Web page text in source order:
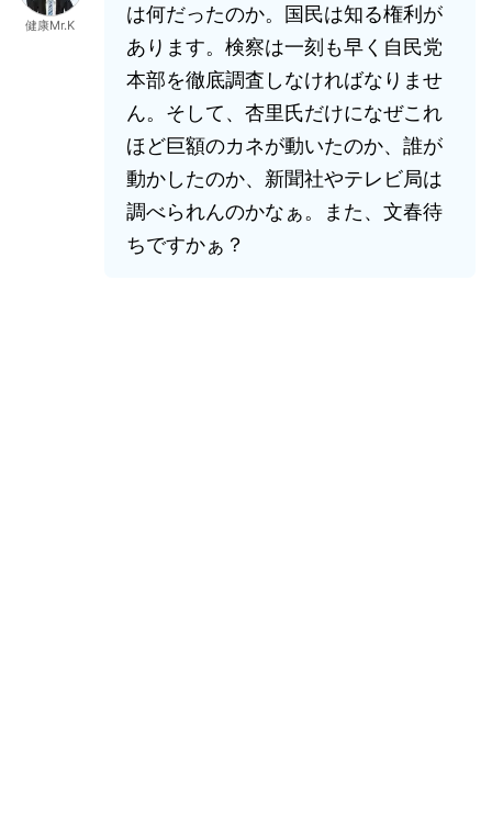
健康Mr.K
は何だったのか。国民は知る権利が
あります。検察は一刻も早く自民党
本部を徹底調査しなければなりませ
ん。そして、杏里氏だけになぜこれ
ほど巨額のカネが動いたのか、誰が
動かしたのか、新聞社やテレビ局は
調べられんのかなぁ。また、文春待
ちですかぁ？